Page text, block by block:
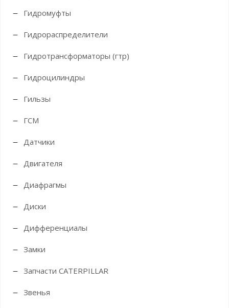
Гидромуфты
Гидрораспределители
Гидротрансформаторы (гтр)
Гидроцилиндры
Гильзы
ГСМ
Датчики
Двигателя
Диафрагмы
Диски
Дифференциалы
Замки
Запчасти CATERPILLAR
Звенья